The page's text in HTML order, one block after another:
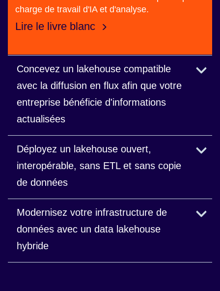
charge de travail d'IA et d'analyse.
Lire le livre blanc
Concevez un lakehouse compatible
avec la diffusion en flux afin que votre
entreprise bénéficie d'informations
actualisées
Connectez des sources de diffusion en flux afin
de prendre des décisions en temps quasi réel.
Déployez un lakehouse ouvert,
interopérable, sans ETL et sans copie
de données
Partagez facilement et en toute sécurité des
données entre différentes unités commerciales et
partenaires sans jamais copier les données.
Modernisez votre infrastructure de
données avec un data lakehouse
hybride